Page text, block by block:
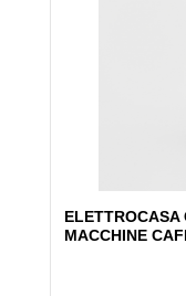
MACCHINE